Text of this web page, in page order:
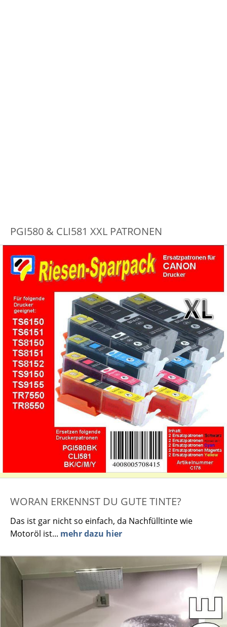
PGI580 & CLI581 XXL PATRONEN
WORAN ERKENNST DU GUTE TINTE?
Das ist gar nicht so einfach, da Nachfülltinte wie
Motoröl ist... mehr dazu hier